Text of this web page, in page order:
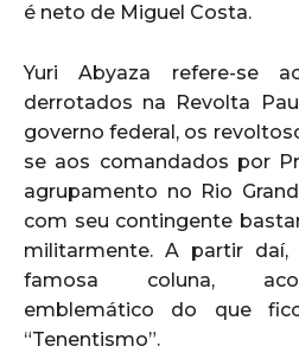
é neto de Miguel Costa.
Yuri Abyaza refere-se
derrotados na Revolta
governo federal, os
se aos comandados por
agrupamento no Rio
com seu contingente
militarmente. A partir
famosa coluna,
emblemático do que
“Tenentismo”.